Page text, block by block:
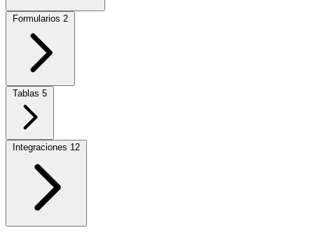
Formularios 2
Tablas 5
Integraciones 12